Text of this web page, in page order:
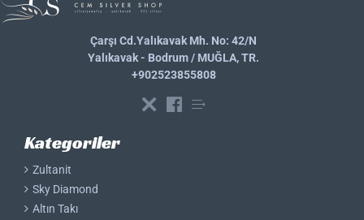
Çarşı Cd.Yalıkavak Mh. No: 42/N
Yalıkavak - Bodrum / MUĞLA, TR.
+902523855808
Kategoriler
Zultanit
Sky Diamond
Altın Takı